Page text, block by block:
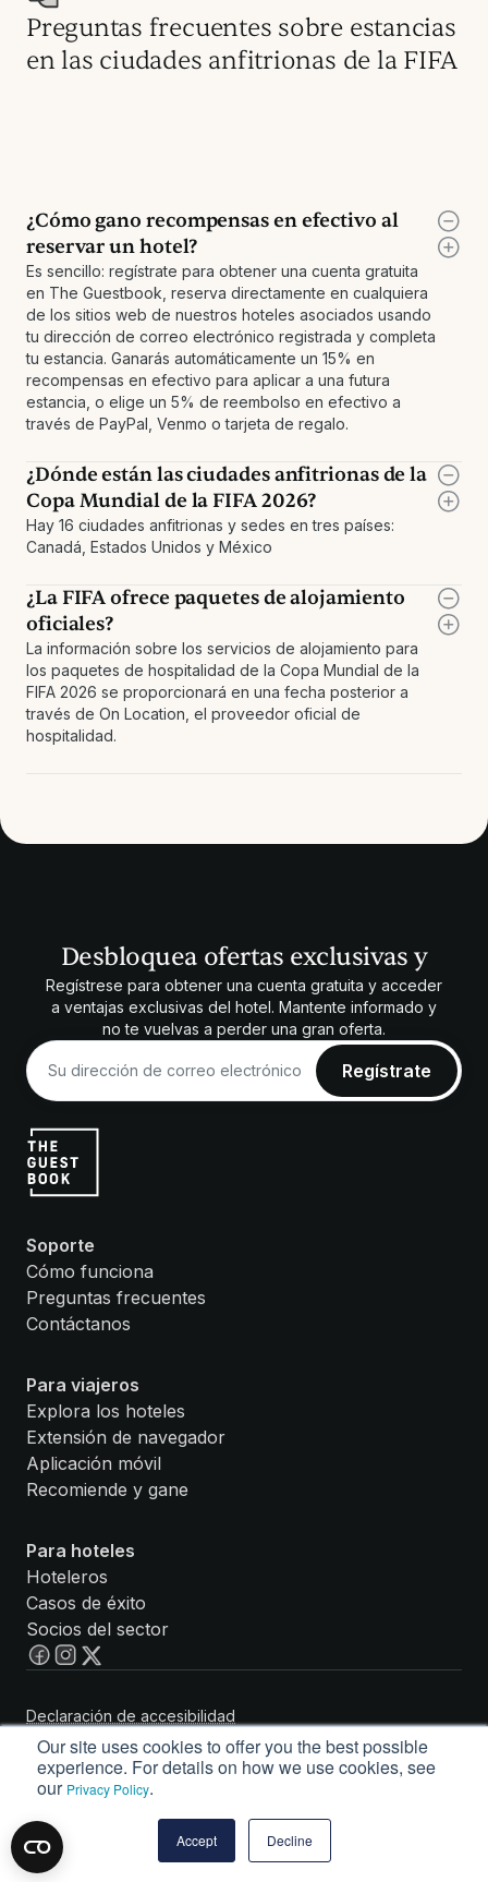
Our site uses cookies to offer you the best possible
experience. For details on how we use cookies, see
our Privacy Policy.
Accept Decline
Preguntas frecuentes sobre estancias
en las ciudades anfitrionas de la FIFA
¿Cómo gano recompensas en efectivo al
reservar un hotel?
Es sencillo: regístrate para obtener una cuenta gratuita
en The Guestbook, reserva directamente en cualquiera
de los sitios web de nuestros hoteles asociados usando
tu dirección de correo electrónico registrada y completa
tu estancia. Ganarás automáticamente un 15% en
recompensas en efectivo para aplicar a una futura
estancia, o elige un 5% de reembolso en efectivo a
través de PayPal, Venmo o tarjeta de regalo.
¿Dónde están las ciudades anfitrionas de la
Copa Mundial de la FIFA 2026?
Hay 16 ciudades anfitrionas y sedes en tres países:
Canadá, Estados Unidos y México
¿La FIFA ofrece paquetes de alojamiento
oficiales?
La información sobre los servicios de alojamiento para
los paquetes de hospitalidad de la Copa Mundial de la
FIFA 2026 se proporcionará en una fecha posterior a
través de On Location, el proveedor oficial de
hospitalidad.
Desbloquea ofertas exclusivas y
Regístrese para obtener una cuenta gratuita y acceder
a ventajas exclusivas del hotel. Mantente informado y
no te vuelvas a perder una gran oferta.
Soporte
Cómo funciona
Preguntas frecuentes
Contáctanos
Para viajeros
Explora los hoteles
Extensión de navegador
Aplicación móvil
Recomiende y gane
Para hoteles
Hoteleros
Casos de éxito
Socios del sector
© Guestbook Rewards, Inc. 2026. Todos los derechos
reservados.
Declaración de accesibilidad
Política de privacidad
Términos de servicio